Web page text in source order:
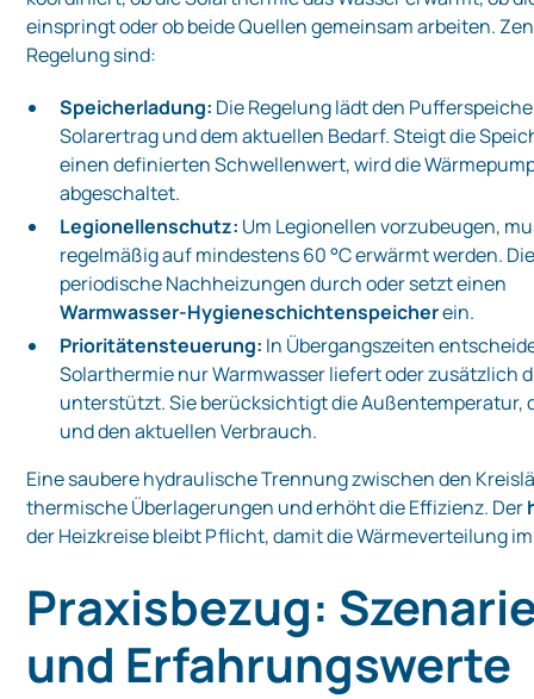
einspringt oder ob beide Quellen gemeinsam arbeiten.
Regelung sind:
Speicherladung: Die Regelung lädt den
Solarertrag und dem aktuellen Bedarf. Steigt die
einen definierten Schwellenwert, wird die
abgeschaltet.
Legionellenschutz: Um Legionellen vorzubeugen,
regelmäßig auf mindestens 60 °C erwärmt werden.
periodische Nachheizungen durch oder setzt einen
Warmwasser‑Hygieneschichtenspeicherein.
Prioritätensteuerung: In Übergangszeiten
Solarthermie nur Warmwasser liefert oder zusätzlich
unterstützt. Sie berücksichtigt die Außentemperatur,
und den aktuellen Verbrauch.
Eine saubere hydraulische Trennung zwischen den
thermische Überlagerungen und erhöht die Effizienz. Der
der Heizkreise bleibt Pflicht, damit die Wärmeverteilung
Praxisbezug:
und Erfahrungswerte